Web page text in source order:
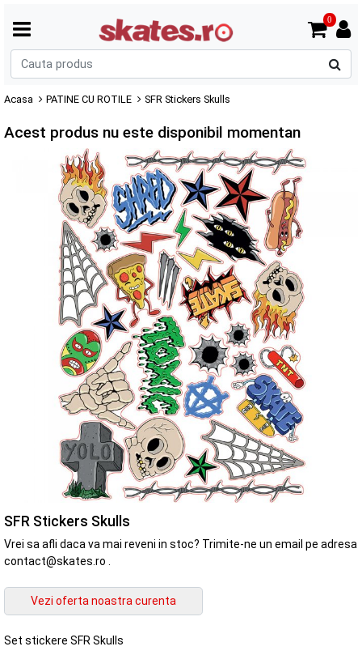
0
Acasa PATINE CU ROTILE SFR Stickers Skulls
Acest produs nu este disponibil momentan
SFR Stickers Skulls
Vrei sa afli daca va mai reveni in stoc? Trimite-ne un email pe adresa
contact@skates.ro .
Set stickere SFR Skulls